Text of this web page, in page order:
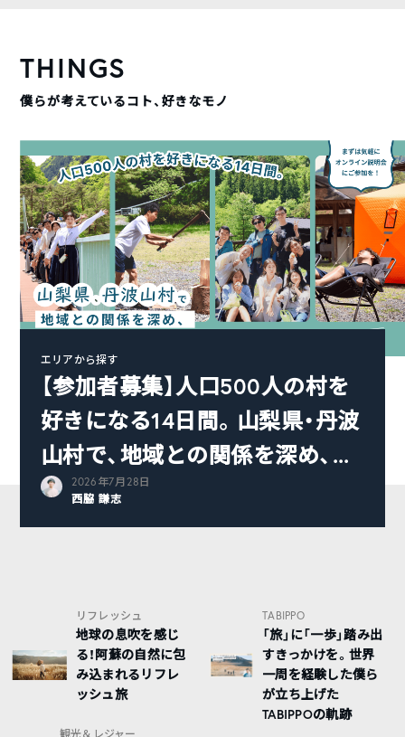
THINGS
僕らが考えているコト、好きなモノ
エリアから探す
【参加者募集】人口500人の村を
好きになる14日間。山梨県・丹波
山村で、地域との関係を深め、...
2026年7月28日
西脇 謙志
リフレッシュ
地球の息吹を感じ
る！阿蘇の自然に包
み込まれるリフレ
ッシュ旅
TABIPPO
「旅」に「一歩」踏み出
すきっかけを。世界
一周を経験した僕ら
が立ち上げた
TABIPPOの軌跡
観光＆レジャー